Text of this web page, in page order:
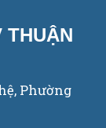
THUẬN
Phường